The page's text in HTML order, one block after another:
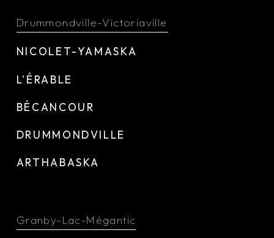
Drummondville-Victoriaville
NICOLET-YAMASKA
L'ÉRABLE
BÉCANCOUR
DRUMMONDVILLE
ARTHABASKA
Granby-Lac-Mégantic